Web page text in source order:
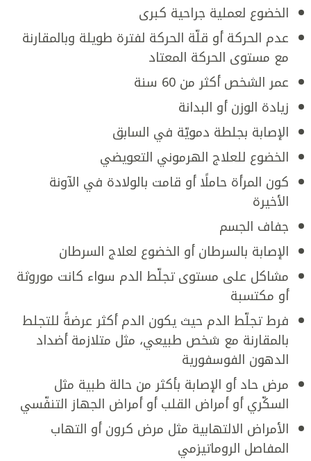
الخضوع لعملية جراحية كبرى
عدم الحركة أو قلّة الحركة لفترة طويلة وبالمقارنة
مع مستوى الحركة المعتاد
عمر الشخص أكثر من 60 سنة
زيادة الوزن أو البدانة
الإصابة بجلطة دمويّة في السابق
الخضوع للعلاج الهرموني التعويضي
كون المرأة حاملًا أو قامت بالولادة في الآونة
الأخيرة
جفاف الجسم
الإصابة بالسرطان أو الخضوع لعلاج السرطان
مشاكل على مستوى تجلّط الدم سواء كانت موروثة
أو مكتسبة
فرط تجلّط الدم حيث يكون الدم أكثر عرضةً للتجلط
بالمقارنة مع شخص طبيعي، مثل متلازمة أضداد
الدهون الفوسفورية
مرض حاد أو الإصابة بأكثر من حالة طبية مثل
السكّري أو أمراض القلب أو أمراض الجهاز التنفّسي
الأمراض الالتهابية مثل مرض كرون أو التهاب
المفاصل الروماتيزمي